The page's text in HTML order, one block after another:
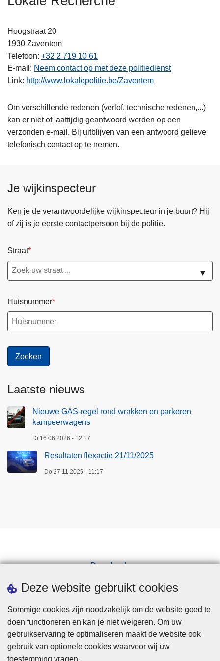
Deze website gebruikt cookies
Sommige cookies zijn noodzakelijk om de website goed te
doen functioneren en kan je niet weigeren. Om uw
gebruikservaring te optimaliseren maakt de website ook
gebruik van optionele cookies waarvoor wij uw
toestemming vragen.
Hoogstraat 20
1930 Zaventem
Telefoon +32 2 719 10 61
E-mail
Neem contact op met deze politiedienst
Link http://www.lokalepolitie.be/Zaventem
Om verschillende redenen (verlof, technische redenen,...)
kan er niet of laattijdig geantwoord worden op een
verzonden e-mail. Bij uitblijven van een antwoord gelieve
telefonisch contact op te nemen.
Je wijkinspecteur
Ken je de verantwoordelijke wijkinspecteur in je buurt? Hij
of zij is je eerste contactpersoon bij de politie.
Straat
▼
Huisnummer
Laatste nieuws
Nieuwe GAS-regel rond wrakken en parkeren
kampeerwagens
Di 16.06.2026 - 12:17
Resultaten flexactie 21/11/2025
Do 27.11.2025 - 11:17
Downloads
Pers